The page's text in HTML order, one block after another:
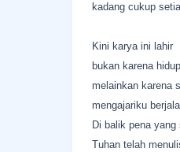
kadang cukup
Kini karya ini lahir
bukan karena
melainkan karena
mengajariku
Di balik pena yang
Tuhan telah